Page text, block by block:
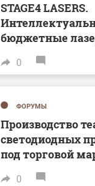
STAGE4 LASERS.
бюджетные
0
ФОРУМЫ
Производство
светодиодных
под торговой
0